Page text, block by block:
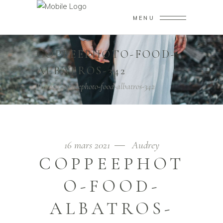
MENU
COPPEEPHOTO-FOOD-
ALBATROS-342
Home/coppeephoto-food-albatros-342
16 mars 2021 Audrey
COPPEEPHOT
O-FOOD-
ALBATROS-